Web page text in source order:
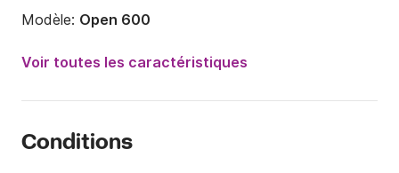
Modèle: Open 600
Puissance moteur:
115cv
Capacité à bord:
Voir toutes les caractéristiques
Conditions